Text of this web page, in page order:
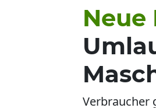
Neue
Verbraucher